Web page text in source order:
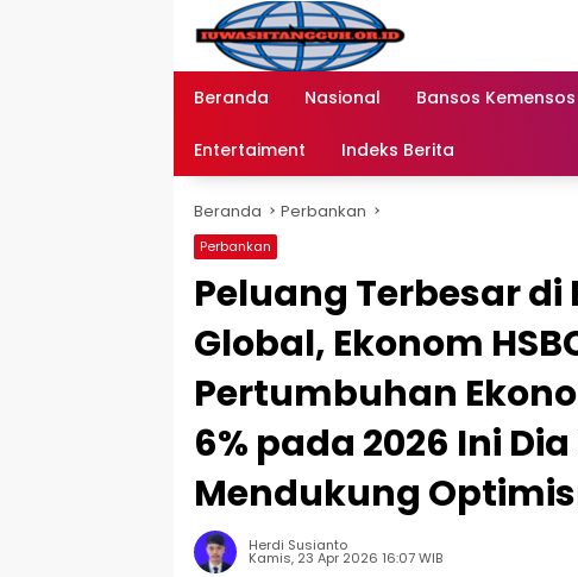
Beranda Nasional Bansos Kemensos
Entertaiment Indeks Berita
Beranda Perbankan
Perbankan
Peluang Terbesar di
Global, Ekonom
Pertumbuhan
6% pada 2026 Ini
Mendukung
Herdi Susianto
Kamis, 23 Apr 2026 16:07 WIB